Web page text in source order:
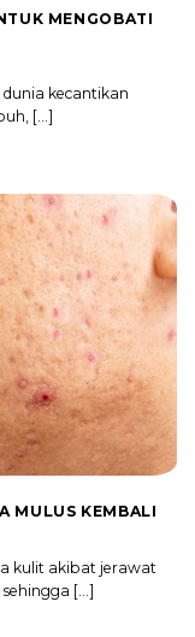
MENGOBATI
kecantikan
[...]
MULUS KEMBALI
kulit akibat jerawat
[...]